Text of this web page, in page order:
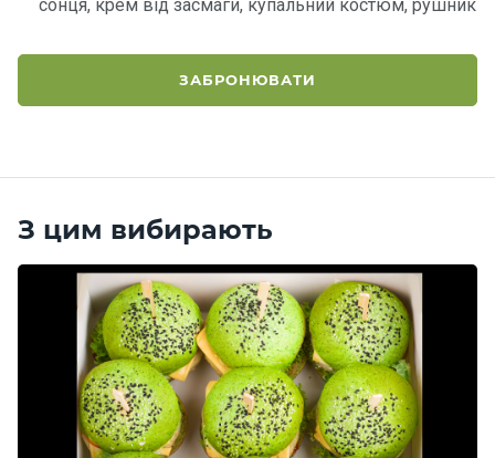
сонця, крем від засмаги, купальний костюм, рушник
ЗАБРОНЮВАТИ
З цим вибирають